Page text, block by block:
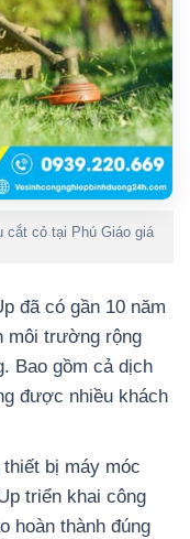
cắt cỏ tại Phú Giáo giá
đã có gần 10 năm
môi trường rộng
Bao gồm cả dịch
được nhiều khách
thiết bị máy móc
triển khai công
hoàn thành đúng